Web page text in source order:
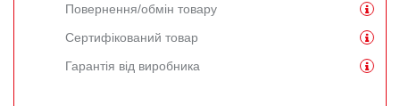
Повернення/обмін товару
Сертифікований товар
Гарантія від виробника